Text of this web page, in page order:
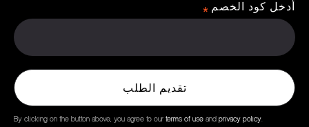
أدخل كود الخصم
By clicking on the button above, you agree to our terms of use and privacy policy